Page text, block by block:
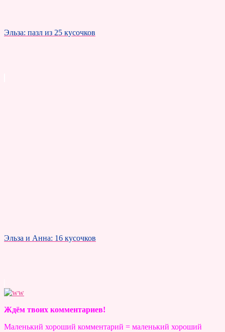
Эльза: пазл из 25 кусочков
Эльза и Анна: 16 кусочков
Ждём твоих комментариев!
Маленький хороший комментарий = маленький хороший